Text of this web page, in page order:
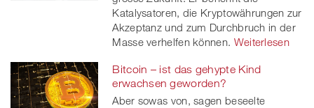
Katalysatoren, die Kryptowährungen zur
Akzeptanz und zum Durchbruch in der
Masse verhelfen können. Weiterlesen
Bitcoin – ist das gehypte Kind
erwachsen geworden?
Aber sowas von, sagen beseelte